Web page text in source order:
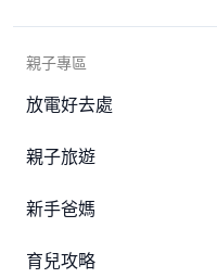
親子專區
放電好去處
親子旅遊
新手爸媽
育兒攻略